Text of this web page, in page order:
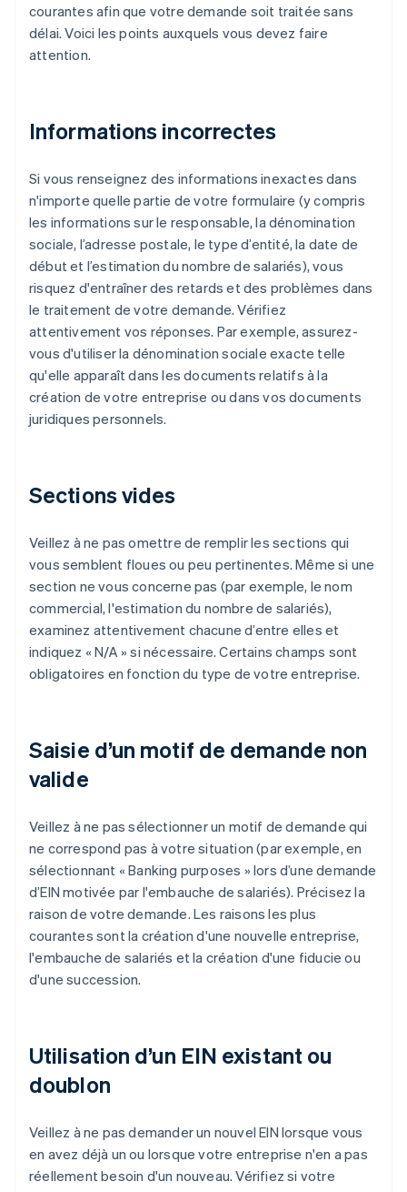
courantes afin que votre demande soit traitée sans
délai. Voici les points auxquels vous devez faire
attention.
Informations incorrectes
Si vous renseignez des informations inexactes dans
n'importe quelle partie de votre formulaire (y compris
les informations sur le responsable, la dénomination
sociale, l’adresse postale, le type d’entité, la date de
début et l’estimation du nombre de salariés), vous
risquez d'entraîner des retards et des problèmes dans
le traitement de votre demande. Vérifiez
attentivement vos réponses. Par exemple, assurez-
vous d'utiliser la dénomination sociale exacte telle
qu'elle apparaît dans les documents relatifs à la
création de votre entreprise ou dans vos documents
juridiques personnels.
Sections vides
Veillez à ne pas omettre de remplir les sections qui
vous semblent floues ou peu pertinentes. Même si une
section ne vous concerne pas (par exemple, le nom
commercial, l'estimation du nombre de salariés),
examinez attentivement chacune d’entre elles et
indiquez « N/A » si nécessaire. Certains champs sont
obligatoires en fonction du type de votre entreprise.
Saisie d’un motif de demande non
valide
Veillez à ne pas sélectionner un motif de demande qui
ne correspond pas à votre situation (par exemple, en
sélectionnant « Banking purposes » lors d’une demande
d’EIN motivée par l'embauche de salariés). Précisez la
raison de votre demande. Les raisons les plus
courantes sont la création d'une nouvelle entreprise,
l'embauche de salariés et la création d'une fiducie ou
d'une succession.
Utilisation d’un EIN existant ou
doublon
Veillez à ne pas demander un nouvel EIN lorsque vous
en avez déjà un ou lorsque votre entreprise n'en a pas
réellement besoin d'un nouveau. Vérifiez si votre